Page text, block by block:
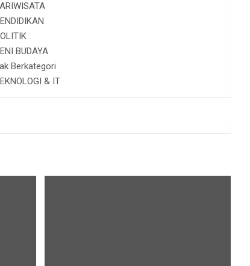
BUDAYA
Berkategori
& IT